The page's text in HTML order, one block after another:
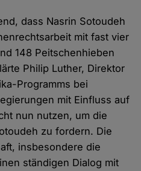
dass Nasrin Sotoudeh
mit fast vier
148 Peitschenhieben
Philip Luther, Direktor
Programms bei
mit Einfluss auf
nun nutzen, um die
zu fordern. Die
insbesondere die
ständigen Dialog mit